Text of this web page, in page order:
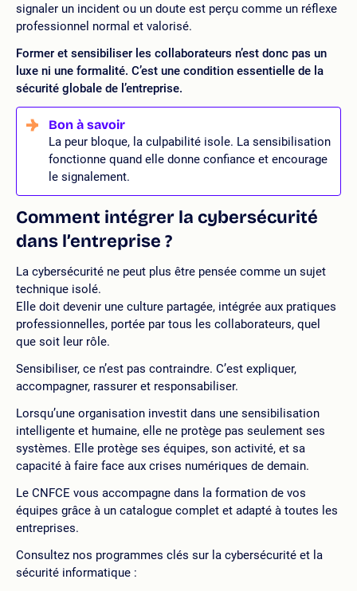
signaler un incident ou un doute est perçu comme un réflexe
professionnel normal et valorisé.
Former et sensibiliser les collaborateurs n’est donc pas un
luxe ni une formalité. C’est une condition essentielle de la
sécurité globale de l’entreprise.
La peur bloque, la culpabilité isole. La sensibilisation
fonctionne quand elle donne confiance et encourage
le signalement.
Comment intégrer la cybersécurité
dans l’entreprise ?
La cybersécurité ne peut plus être pensée comme un sujet
technique isolé.
Elle doit devenir une culture partagée, intégrée aux pratiques
professionnelles, portée par tous les collaborateurs, quel
que soit leur rôle.
Sensibiliser, ce n’est pas contraindre. C’est expliquer,
accompagner, rassurer et responsabiliser.
Lorsqu’une organisation investit dans une sensibilisation
intelligente et humaine, elle ne protège pas seulement ses
systèmes. Elle protège ses équipes, son activité, et sa
capacité à faire face aux crises numériques de demain.
Le CNFCE vous accompagne dans la formation de vos
équipes grâce à un catalogue complet et adapté à toutes les
entreprises.
Consultez nos programmes clés sur la cybersécurité et la
sécurité informatique :